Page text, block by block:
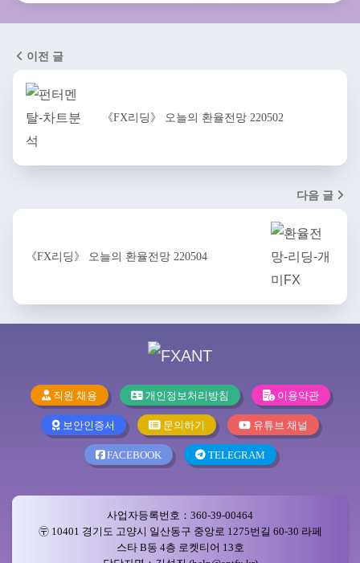
이전 글
《FX리딩》 오늘의 환율전망 220502
다음 글
《FX리딩》 오늘의 환율전망 220504
직원 채용 개인정보처리방침 이용약관
보안인증서 문의하기 유튜브 채널
FACEBOOK TELEGRAM
사업자등록번호：360-39-00464
〶 10401 경기도 고양시 일산동구 중앙로 1275번길 60-30 라페
스타 B동 4층 로켓티어 13호